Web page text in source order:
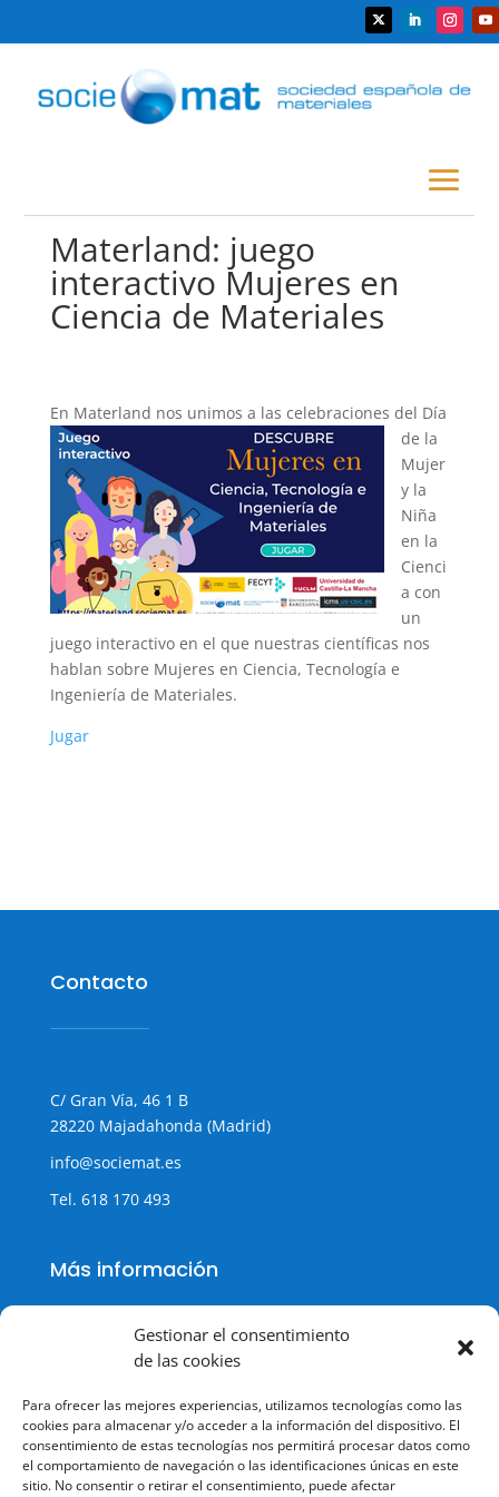
Gestionar el consentimiento
de las cookies
Para ofrecer las mejores experiencias, utilizamos tecnologías como las
cookies para almacenar y/o acceder a la información del dispositivo. El
consentimiento de estas tecnologías nos permitirá procesar datos como
el comportamiento de navegación o las identificaciones únicas en este
sitio. No consentir o retirar el consentimiento, puede afectar
Materland: juego
interactivo Mujeres en
Ciencia de Materiales
En Materland nos unimos a las celebraciones del Día
de la
Mujer
y la
Niña
en la
Cienci
a con
un
juego interactivo en el que nuestras científicas nos
hablan sobre Mujeres en Ciencia, Tecnología e
Ingeniería de Materiales.
Jugar
Contacto
C/ Gran Vía, 46 1 B
28220 Majadahonda (Madrid)
info@sociemat.es
Tel. 618 170 493
Más información
Política de Privacidad
Aviso legal